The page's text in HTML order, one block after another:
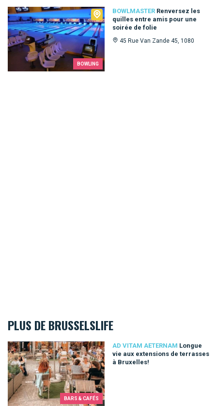
BOWLING
BOWLMASTER Renversez les
quilles entre amis pour une
soirée de folie
45 Rue Van Zande 45, 1080
Bowlmaster
PLUS DE BRUSSELSLIFE
BARS & CAFÉS
AD VITAM AETERNAM Longue
vie aux extensions de terrasses
à Bruxelles!
Longue vie aux extensions de terrasses à Bruxelles!